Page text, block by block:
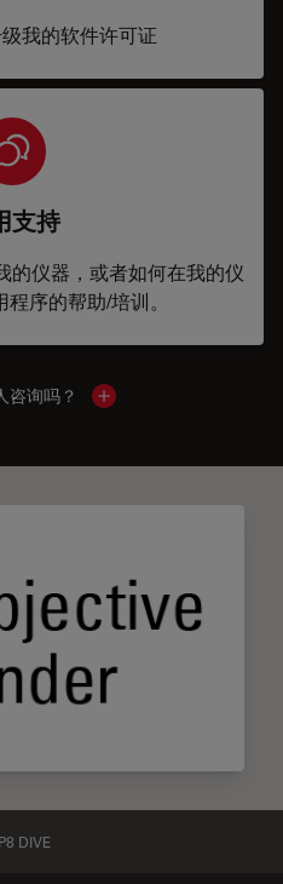
我的软件许可证
支持
的仪器，或者如何在我的仪
序的帮助/培训。
咨询吗？ Show local contacts
DIVE